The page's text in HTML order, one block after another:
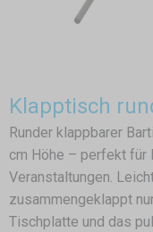
Klapptisch
Runder klappbarer
cm Höhe – perfekt für
Veranstaltungen.
zusammengeklappt
Tischplatte und das